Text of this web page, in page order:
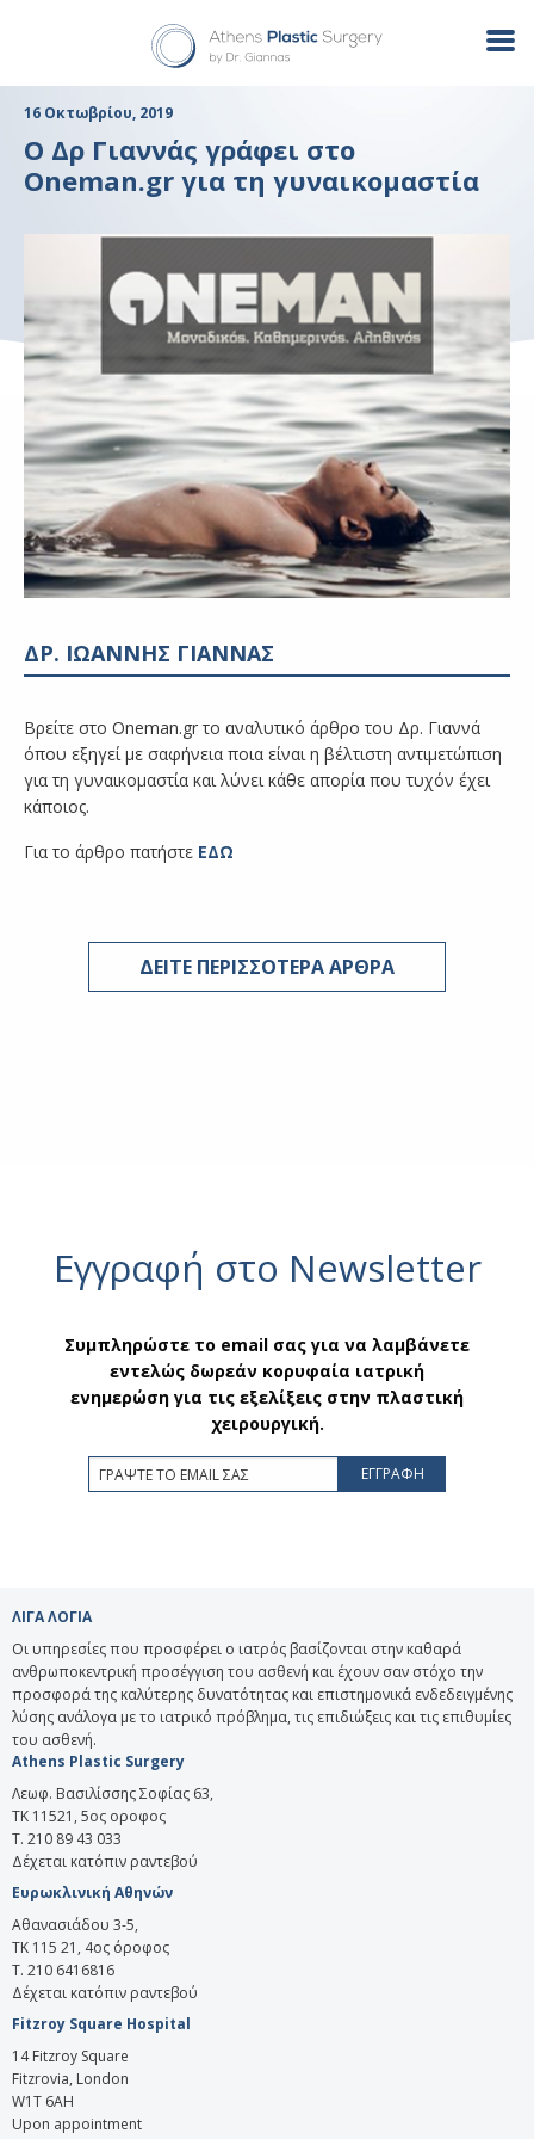
16 Οκτωβρίου, 2019
O Δρ Γιαννάς γράφει στο
Oneman.gr για τη γυναικομαστία
ΔΡ. ΙΩΑΝΝΗΣ ΓΙΑΝΝΑΣ
Βρείτε στο Oneman.gr το αναλυτικό άρθρο του Δρ. Γιαννά
όπου εξηγεί με σαφήνεια ποια είναι η βέλτιστη αντιμετώπιση
για τη γυναικομαστία και λύνει κάθε απορία που τυχόν έχει
κάποιος.
Για το άρθρο πατήστε ΕΔΩ
ΔΕΙΤΕ ΠΕΡΙΣΣΟΤΕΡΑ ΑΡΘΡΑ
Εγγραφή στο Newsletter
Συμπληρώστε το email σας για να λαμβάνετε
εντελώς δωρεάν κορυφαία ιατρική
ενημερώση για τις εξελίξεις στην πλαστική
χειρουργική.
ΛΙΓΑ ΛΟΓΙΑ
Οι υπηρεσίες που προσφέρει ο ιατρός βασίζονται στην καθαρά
ανθρωποκεντρική προσέγγιση του ασθενή και έχουν σαν στόχο την
προσφορά της καλύτερης δυνατότητας και επιστημονικά ενδεδειγμένης
λύσης ανάλογα με το ιατρικό πρόβλημα, τις επιδιώξεις και τις επιθυμίες
του ασθενή.
Athens Plastic Surgery
Λεωφ. Βασιλίσσης Σοφίας 63,
ΤΚ 11521, 5ος οροφος
T. 210 89 43 033
Δέχεται κατόπιν ραντεβού
Ευρωκλινική Αθηνών
Αθανασιάδου 3-5,
ΤΚ 115 21, 4ος όροφος
Τ. 210 6416816
Δέχεται κατόπιν ραντεβού
Fitzroy Square Hospital
14 Fitzroy Square
Fitzrovia, London
W1T 6AH
Upon appointment